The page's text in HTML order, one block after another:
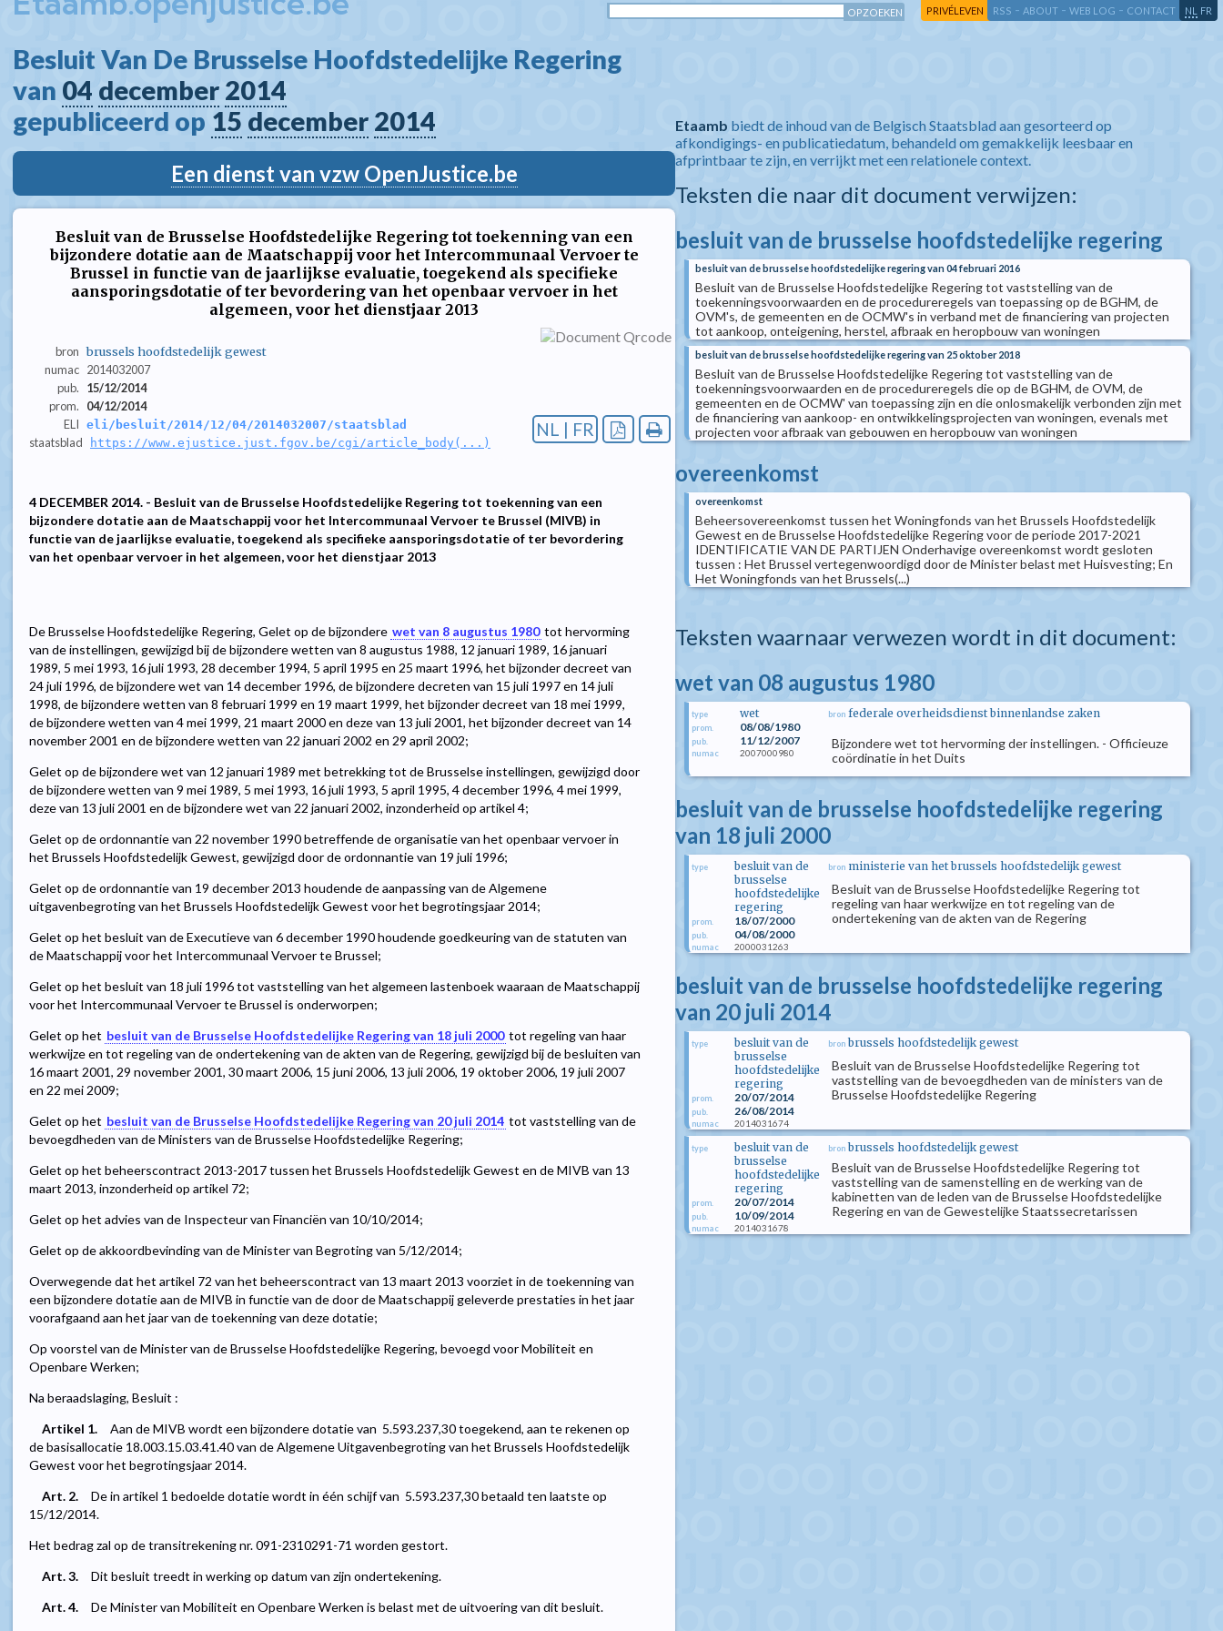
PRIVÉLEVEN RSS - ABOUT - WEB LOG - CONTACT NL FR
Besluit Van De Brusselse Hoofdstedelijke Regering
van 04 december 2014
gepubliceerd op 15 december 2014
Een dienst van vzw OpenJustice.be
Besluit van de Brusselse Hoofdstedelijke Regering tot toekenning van een
bijzondere dotatie aan de Maatschappij voor het Intercommunaal Vervoer te
Brussel in functie van de jaarlijkse evaluatie, toegekend als specifieke
aansporingsdotatie of ter bevordering van het openbaar vervoer in het
algemeen, voor het dienstjaar 2013
bron brussels hoofdstedelijk gewest
numac 2014032007
pub.
15/12/2014
prom.
04/12/2014
ELI eli/besluit/2014/12/04/2014032007/staatsblad
staatsblad https://www.ejustice.just.fgov.be/cgi/article_body(...)
NL | FR
4 DECEMBER 2014. - Besluit van de Brusselse Hoofdstedelijke Regering tot toekenning van een
bijzondere dotatie aan de Maatschappij voor het Intercommunaal Vervoer te Brussel (MIVB) in
functie van de jaarlijkse evaluatie, toegekend als specifieke aansporingsdotatie of ter bevordering
van het openbaar vervoer in het algemeen, voor het dienstjaar 2013
De Brusselse Hoofdstedelijke Regering, Gelet op de bijzondere wet van 8 augustus 1980 tot hervorming
van de instellingen, gewijzigd bij de bijzondere wetten van 8 augustus 1988, 12 januari 1989, 16 januari
1989, 5 mei 1993, 16 juli 1993, 28 december 1994, 5 april 1995 en 25 maart 1996, het bijzonder decreet van
24 juli 1996, de bijzondere wet van 14 december 1996, de bijzondere decreten van 15 juli 1997 en 14 juli
1998, de bijzondere wetten van 8 februari 1999 en 19 maart 1999, het bijzonder decreet van 18 mei 1999,
de bijzondere wetten van 4 mei 1999, 21 maart 2000 en deze van 13 juli 2001, het bijzonder decreet van 14
november 2001 en de bijzondere wetten van 22 januari 2002 en 29 april 2002;
Gelet op de bijzondere wet van 12 januari 1989 met betrekking tot de Brusselse instellingen, gewijzigd door
de bijzondere wetten van 9 mei 1989, 5 mei 1993, 16 juli 1993, 5 april 1995, 4 december 1996, 4 mei 1999,
deze van 13 juli 2001 en de bijzondere wet van 22 januari 2002, inzonderheid op artikel 4;
Gelet op de ordonnantie van 22 november 1990 betreffende de organisatie van het openbaar vervoer in
het Brussels Hoofdstedelijk Gewest, gewijzigd door de ordonnantie van 19 juli 1996;
Gelet op de ordonnantie van 19 december 2013 houdende de aanpassing van de Algemene
uitgavenbegroting van het Brussels Hoofdstedelijk Gewest voor het begrotingsjaar 2014;
Gelet op het besluit van de Executieve van 6 december 1990 houdende goedkeuring van de statuten van
de Maatschappij voor het Intercommunaal Vervoer te Brussel;
Gelet op het besluit van 18 juli 1996 tot vaststelling van het algemeen lastenboek waaraan de Maatschappij
voor het Intercommunaal Vervoer te Brussel is onderworpen;
Gelet op het besluit van de Brusselse Hoofdstedelijke Regering van 18 juli 2000 tot regeling van haar
werkwijze en tot regeling van de ondertekening van de akten van de Regering, gewijzigd bij de besluiten van
16 maart 2001, 29 november 2001, 30 maart 2006, 15 juni 2006, 13 juli 2006, 19 oktober 2006, 19 juli 2007
en 22 mei 2009;
Gelet op het besluit van de Brusselse Hoofdstedelijke Regering van 20 juli 2014 tot vaststelling van de
bevoegdheden van de Ministers van de Brusselse Hoofdstedelijke Regering;
Gelet op het beheerscontract 2013-2017 tussen het Brussels Hoofdstedelijk Gewest en de MIVB van 13
maart 2013, inzonderheid op artikel 72;
Gelet op het advies van de Inspecteur van Financiën van 10/10/2014;
Gelet op de akkoordbevinding van de Minister van Begroting van 5/12/2014;
Overwegende dat het artikel 72 van het beheerscontract van 13 maart 2013 voorziet in de toekenning van
een bijzondere dotatie aan de MIVB in functie van de door de Maatschappij geleverde prestaties in het jaar
voorafgaand aan het jaar van de toekenning van deze dotatie;
Op voorstel van de Minister van de Brusselse Hoofdstedelijke Regering, bevoegd voor Mobiliteit en
Openbare Werken;
Na beraadslaging, Besluit :
Artikel 1.
Aan de MIVB wordt een bijzondere dotatie van  5.593.237,30 toegekend, aan te rekenen op
de basisallocatie 18.003.15.03.41.40 van de Algemene Uitgavenbegroting van het Brussels Hoofdstedelijk
Gewest voor het begrotingsjaar 2014.
Art. 2.
De in artikel 1 bedoelde dotatie wordt in één schijf van  5.593.237,30 betaald ten laatste op
15/12/2014.
Het bedrag zal op de transitrekening nr. 091-2310291-71 worden gestort.
Art. 3.
Dit besluit treedt in werking op datum van zijn ondertekening.
Art. 4.
De Minister van Mobiliteit en Openbare Werken is belast met de uitvoering van dit besluit.
Etaamb biedt de inhoud van de Belgisch Staatsblad aan gesorteerd op
afkondigings- en publicatiedatum, behandeld om gemakkelijk leesbaar en
afprintbaar te zijn, en verrijkt met een relationele context.
Teksten die naar dit document verwijzen:
besluit van de brusselse hoofdstedelijke regering
besluit van de brusselse hoofdstedelijke regering van 04 februari 2016
Besluit van de Brusselse Hoofdstedelijke Regering tot vaststelling van de
toekenningsvoorwaarden en de procedureregels van toepassing op de BGHM, de
OVM's, de gemeenten en de OCMW's in verband met de financiering van projecten
tot aankoop, onteigening, herstel, afbraak en heropbouw van woningen
besluit van de brusselse hoofdstedelijke regering van 25 oktober 2018
Besluit van de Brusselse Hoofdstedelijke Regering tot vaststelling van de
toekenningsvoorwaarden en de procedureregels die op de BGHM, de OVM, de
gemeenten en de OCMW' van toepassing zijn en die onlosmakelijk verbonden zijn met
de financiering van aankoop- en ontwikkelingsprojecten van woningen, evenals met
projecten voor afbraak van gebouwen en heropbouw van woningen
overeenkomst
overeenkomst
Beheersovereenkomst tussen het Woningfonds van het Brussels Hoofdstedelijk
Gewest en de Brusselse Hoofdstedelijke Regering voor de periode 2017-2021
IDENTIFICATIE VAN DE PARTIJEN Onderhavige overeenkomst wordt gesloten
tussen : Het Brussel vertegenwoordigd door de Minister belast met Huisvesting; En
Het Woningfonds van het Brussels(...)
Teksten waarnaar verwezen wordt in dit document:
wet van 08 augustus 1980
type wet
prom. 08/08/1980
pub. 11/12/2007
numac 2007000980
bron federale overheidsdienst binnenlandse zaken
Bijzondere wet tot hervorming der instellingen. - Officieuze
coördinatie in het Duits
besluit van de brusselse hoofdstedelijke regering
van 18 juli 2000
type
besluit van de
brusselse
hoofdstedelijke
regering
prom. 18/07/2000
pub. 04/08/2000
numac 2000031263
bron ministerie van het brussels hoofdstedelijk gewest
Besluit van de Brusselse Hoofdstedelijke Regering tot
regeling van haar werkwijze en tot regeling van de
ondertekening van de akten van de Regering
besluit van de brusselse hoofdstedelijke regering
van 20 juli 2014
type
besluit van de
brusselse
hoofdstedelijke
regering
prom. 20/07/2014
pub. 26/08/2014
numac 2014031674
bron brussels hoofdstedelijk gewest
Besluit van de Brusselse Hoofdstedelijke Regering tot
vaststelling van de bevoegdheden van de ministers van de
Brusselse Hoofdstedelijke Regering
type
besluit van de
brusselse
hoofdstedelijke
regering
prom. 20/07/2014
pub. 10/09/2014
numac 2014031678
bron brussels hoofdstedelijk gewest
Besluit van de Brusselse Hoofdstedelijke Regering tot
vaststelling van de samenstelling en de werking van de
kabinetten van de leden van de Brusselse Hoofdstedelijke
Regering en van de Gewestelijke Staatssecretarissen